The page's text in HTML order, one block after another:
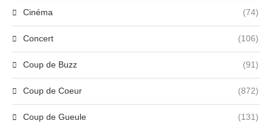
Cinéma (74)
Concert (106)
Coup de Buzz (91)
Coup de Coeur (872)
Coup de Gueule (131)